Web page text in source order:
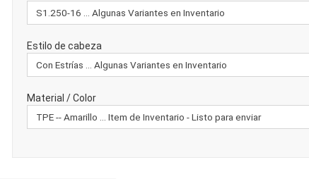
Estilo de cabeza
Material / Color